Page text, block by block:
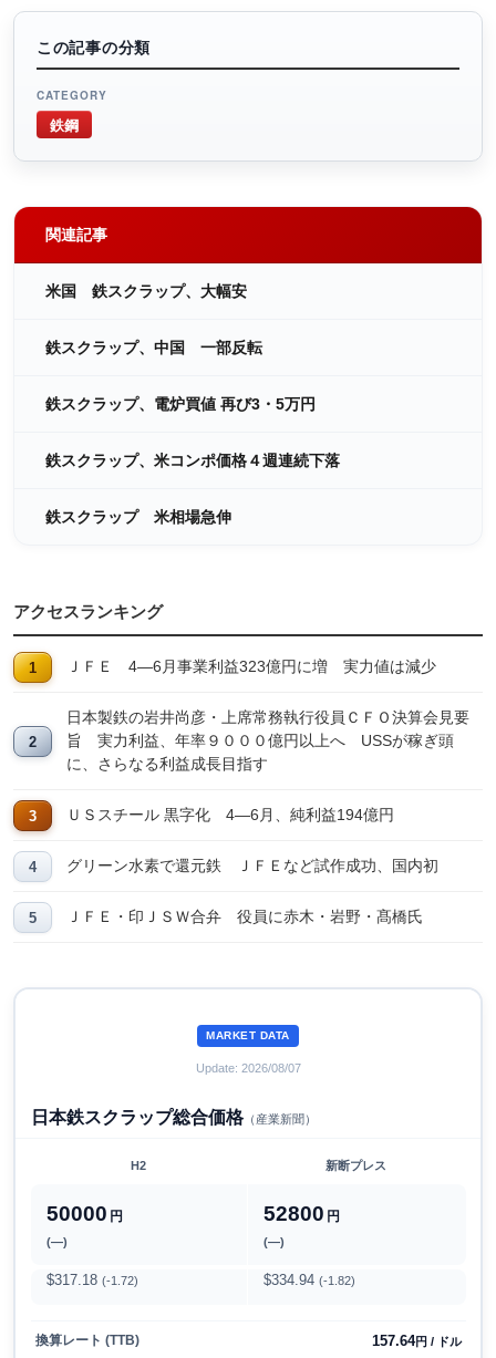
この記事の分類
CATEGORY
鉄鋼
関連記事
米国 鉄スクラップ、大幅安
鉄スクラップ、中国 一部反転
鉄スクラップ、電炉買値 再び3・5万円
鉄スクラップ、米コンポ価格４週連続下落
鉄スクラップ 米相場急伸
アクセスランキング
ＪＦＥ 4―6月事業利益323億円に増 実力値は減少
日本製鉄の岩井尚彦・上席常務執行役員ＣＦＯ決算会見要
旨 実力利益、年率９０００億円以上へ USSが稼ぎ頭
に、さらなる利益成長目指す
ＵＳスチール 黒字化 4―6月、純利益194億円
グリーン水素で還元鉄 ＪＦＥなど試作成功、国内初
ＪＦＥ・印ＪＳＷ合弁 役員に赤木・岩野・髙橋氏
MARKET DATA
Update: 2026/08/07
日本鉄スクラップ総合価格（産業新聞）
H2 新断プレス
50000 円
(―)
52800 円
(―)
$317.18 (-1.72) $334.94 (-1.82)
換算レート (TTB) 157.64円 / ドル